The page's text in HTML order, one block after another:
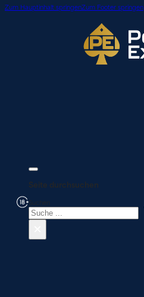
Zum Hauptinhalt springenZum Footer springen
Seite durchsuchen